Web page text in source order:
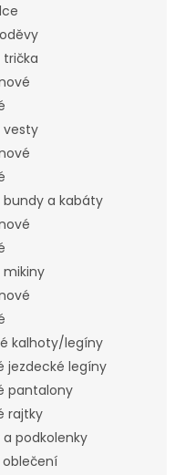
trička
vesty
bundy a kabáty
mikiny
kalhoty/legíny
jezdecké legíny
pantalony
rajtky
a podkolenky